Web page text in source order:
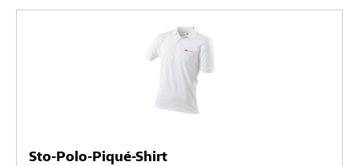
Sto-Polo-Piqué-Shirt